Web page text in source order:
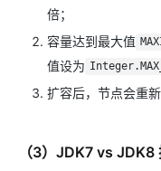
倍；
容量达到最大值
值设为
扩容后，节点会重
（3）JDK7 vs